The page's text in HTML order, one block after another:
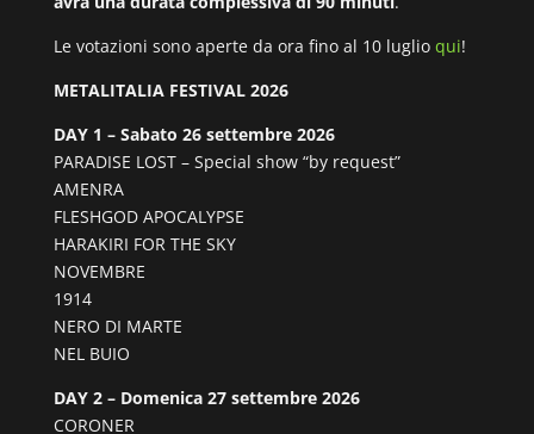
Le votazioni sono aperte da ora fino al 10 luglio qui!
METALITALIA FESTIVAL 2026
DAY 1 – Sabato 26 settembre 2026
PARADISE LOST – Special show “by request”
AMENRA
FLESHGOD APOCALYPSE
HARAKIRI FOR THE SKY
NOVEMBRE
1914
NERO DI MARTE
NEL BUIO
DAY 2 – Domenica 27 settembre 2026
CORONER